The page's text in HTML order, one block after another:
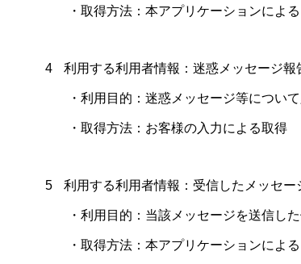
・取得方法：本アプリケーションによ
4 利用する利用者情報：迷惑メッセージ
・利用目的：迷惑メッセージ等につい
・取得方法：お客様の入力による取得
5 利用する利用者情報：受信したメッセー
・利用目的：当該メッセージを送信し
・取得方法：本アプリケーションによ